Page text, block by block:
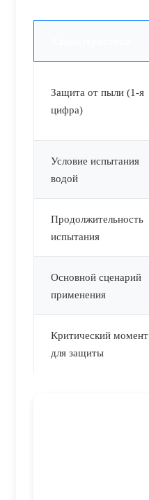
Защита от пыли (1-я
цифра)
Условие испытания
водой
Продолжительность
испытания
Основной сценарий
применения
Критический момент
для защиты